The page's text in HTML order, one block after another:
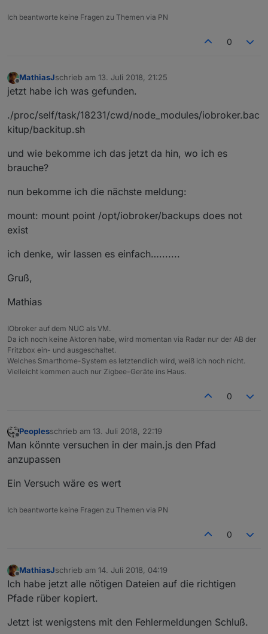
Ich beantworte keine Fragen zu Themen via PN
0
Offline
MathiasJschrieb am 13. Juli 2018, 21:25
zuletzt editiert von
jetzt habe ich was gefunden.
./proc/self/task/18231/cwd/node_modules/iobroker.bac
kitup/backitup.sh
und wie bekomme ich das jetzt da hin, wo ich es
brauche?
nun bekomme ich die nächste meldung:
mount: mount point /opt/iobroker/backups does not
exist
ich denke, wir lassen es einfach….......
Gruß,
Mathias
IObroker auf dem NUC als VM.
Da ich noch keine Aktoren habe, wird momentan via Radar nur der AB der
Fritzbox ein- und ausgeschaltet.
Welches Smarthome-System es letztendlich wird, weiß ich noch nicht.
Vielleicht kommen auch nur Zigbee-Geräte ins Haus.
0
Offline
Peoplesschrieb am 13. Juli 2018, 22:19
zuletzt editiert von
Man könnte versuchen in der main.js den Pfad
anzupassen
Ein Versuch wäre es wert
Ich beantworte keine Fragen zu Themen via PN
0
Offline
MathiasJschrieb am 14. Juli 2018, 04:19
zuletzt editiert von
Ich habe jetzt alle nötigen Dateien auf die richtigen
Pfade rüber kopiert.
Jetzt ist wenigstens mit den Fehlermeldungen Schluß.